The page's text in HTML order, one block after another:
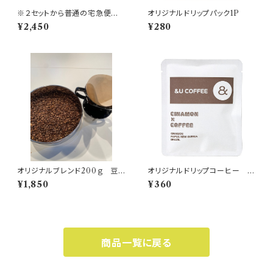
※２セットから普通の宅急便に
なります！送料お得ドリップパッ
ク10個セット
¥2,450
オリジナルドリップパック1P
¥280
オリジナルブレンド200ｇ 豆o
r粉
¥1,850
オリジナルドリップコーヒー シ
ナモンを添えて
¥360
商品一覧に戻る